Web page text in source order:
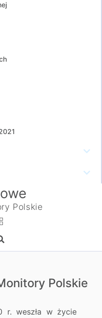
Polskie
Polskie
r. weszła w życie